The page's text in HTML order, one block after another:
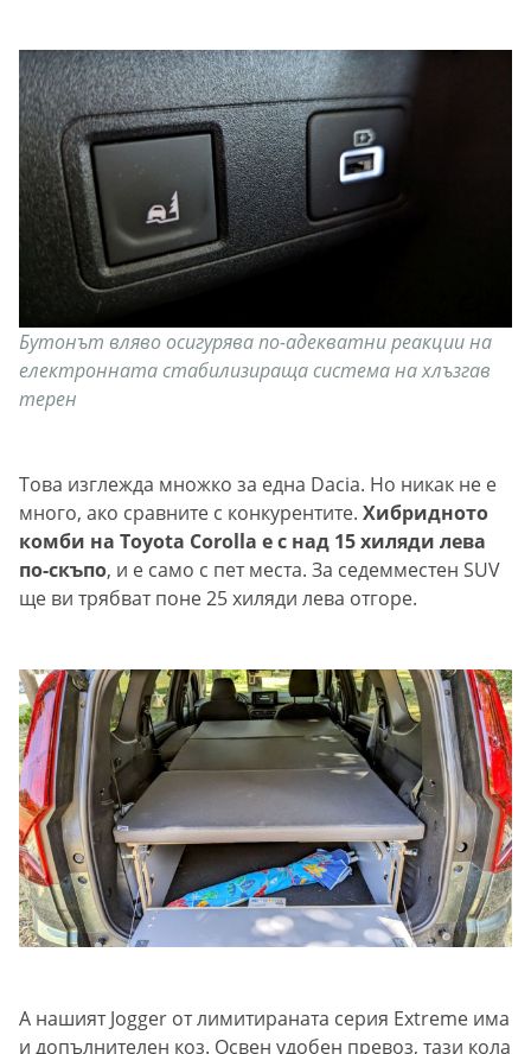
Бутонът вляво осигурява по-адекватни реакции на
електронната стабилизираща система на хлъзгав
терен
Това изглежда множко за една Dacia. Но никак не е
много, ако сравните с конкурентите. Хибридното
комби на Тоyota Corolla е с над 15 хиляди лева
по-скъпо, и е само с пет места. За седемместен SUV
ще ви трябват поне 25 хиляди лева отгоре.
А нашият Jogger от лимитираната серия Extreme има
и допълнителен коз. Освен удобен превоз, тази кола